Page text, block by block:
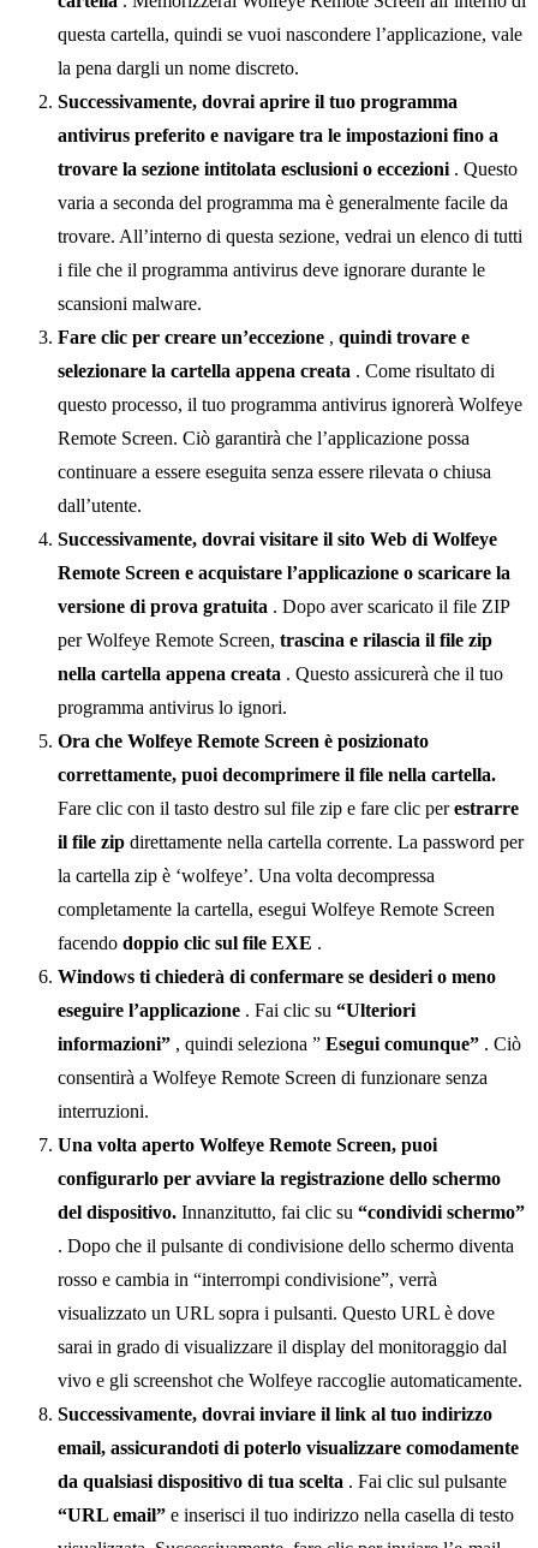
questa cartella, quindi se vuoi nascondere l’applicazione, vale
la pena dargli un nome discreto.
Successivamente, dovrai aprire il tuo programma
antivirus preferito e navigare tra le impostazioni fino a
trovare la sezione intitolata esclusioni o eccezioni . Questo
varia a seconda del programma ma è generalmente facile da
trovare. All’interno di questa sezione, vedrai un elenco di tutti
i file che il programma antivirus deve ignorare durante le
scansioni malware.
Fare clic per creare un’eccezione , quindi trovare e
selezionare la cartella appena creata . Come risultato di
questo processo, il tuo programma antivirus ignorerà Wolfeye
Remote Screen. Ciò garantirà che l’applicazione possa
continuare a essere eseguita senza essere rilevata o chiusa
dall’utente.
Successivamente, dovrai visitare il sito Web di Wolfeye
Remote Screen e acquistare l’applicazione o scaricare la
versione di prova gratuita . Dopo aver scaricato il file ZIP
per Wolfeye Remote Screen, trascina e rilascia il file zip
nella cartella appena creata . Questo assicurerà che il tuo
programma antivirus lo ignori.
Ora che Wolfeye Remote Screen è posizionato
correttamente, puoi decomprimere il file nella cartella.
Fare clic con il tasto destro sul file zip e fare clic perestrarre
il file zip direttamente nella cartella corrente. La password per
la cartella zip è ‘wolfeye’. Una volta decompressa
completamente la cartella, esegui Wolfeye Remote Screen
facendo doppio clic sul file EXE .
Windows ti chiederà di confermare se desideri o meno
eseguire l’applicazione . Fai clic su “Ulteriori
informazioni” , quindi seleziona ” Esegui comunque” . Ciò
consentirà a Wolfeye Remote Screen di funzionare senza
interruzioni.
Una volta aperto Wolfeye Remote Screen, puoi
configurarlo per avviare la registrazione dello schermo
del dispositivo. Innanzitutto, fai clic su “condividi schermo”
. Dopo che il pulsante di condivisione dello schermo diventa
rosso e cambia in “interrompi condivisione”, verrà
visualizzato un URL sopra i pulsanti. Questo URL è dove
sarai in grado di visualizzare il display del monitoraggio dal
vivo e gli screenshot che Wolfeye raccoglie automaticamente.
Successivamente, dovrai inviare il link al tuo indirizzo
email, assicurandoti di poterlo visualizzare comodamente
da qualsiasi dispositivo di tua scelta . Fai clic sul pulsante
“URL email” e inserisci il tuo indirizzo nella casella di testo